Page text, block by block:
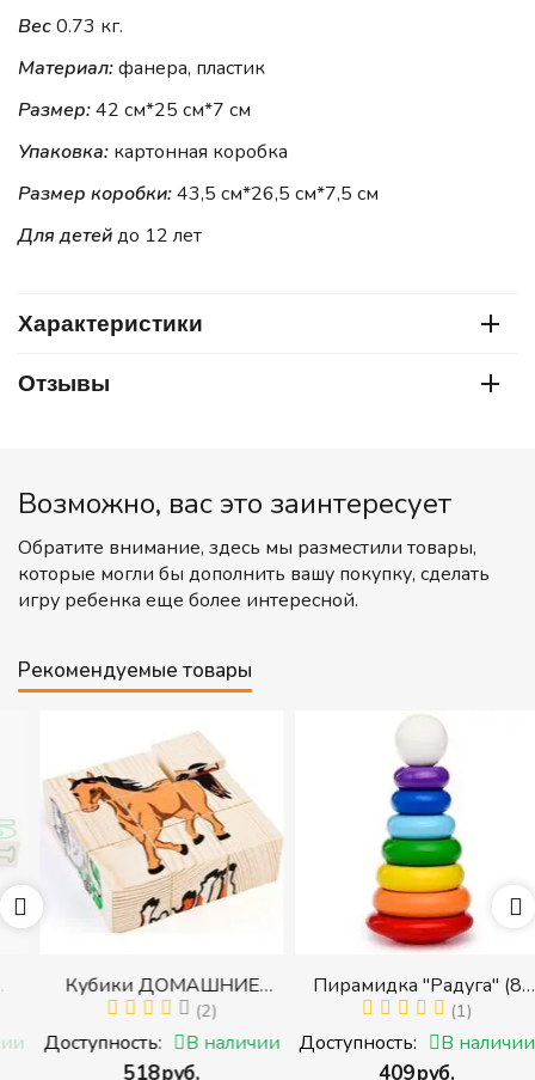
Вес0.73 кг.
Материал:фанера, пластик
Размер:42 см*25 см*7 см
Упаковка: картонная коробка
Размер коробки:43,5 см*26,5 см*7,5 см
Для детейдо 12 лет
Характеристики
Отзывы
Возможно, вас это заинтересует
Обратите внимание, здесь мы разместили товары,
которые могли бы дополнить вашу покупку, сделать
игру ребенка еще более интересной.
Рекомендуемые товары
Кубики ДОМАШНИЕ
ЖИВОТНЫЕ (Томик)
(Набор кубиков
разрезных (складных))
(2)
Доступность: В наличии
‍518‍руб.
Пирамидка "Радуга" (8
деталей) (Пирамидка
среднего размера)
(1)
Доступность: В наличии
‍409‍руб.